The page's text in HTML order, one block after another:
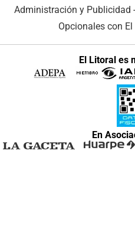
Administración y Publicidad -
Opcionales con El
El Litoral es
En